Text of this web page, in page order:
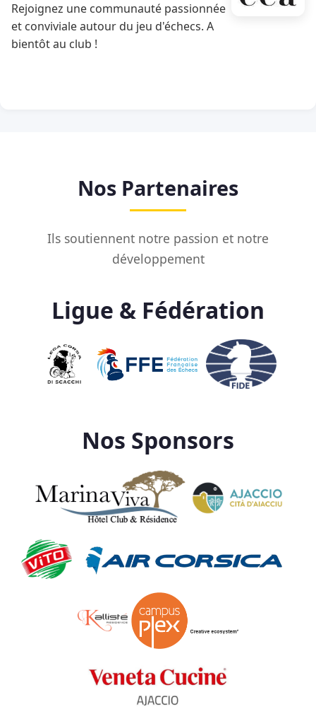
Rejoignez une communauté passionnée
et conviviale autour du jeu d'échecs. A
bientôt au club !
Nos Partenaires
Ils soutiennent notre passion et notre
développement
Ligue & Fédération
Nos Sponsors